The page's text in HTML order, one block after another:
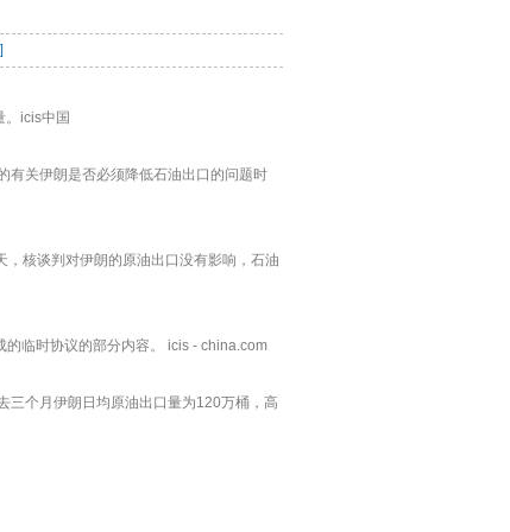
。icis中国
有关伊朗是否必须降低石油出口的问题时
核谈判对伊朗的原油出口没有影响，石油
临时协议的部分内容。 icis - china.com
三个月伊朗日均原油出口量为120万桶，高